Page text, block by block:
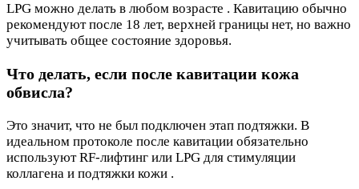
LPG можно делать в любом возрасте . Кавитацию обычно
рекомендуют после 18 лет, верхней границы нет, но важно
учитывать общее состояние здоровья.
Что делать, если после кавитации кожа
обвисла?
Это значит, что не был подключен этап подтяжки. В
идеальном протоколе после кавитации обязательно
используют RF-лифтинг или LPG для стимуляции
коллагена и подтяжки кожи .